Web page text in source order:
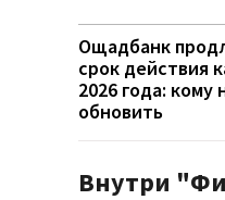
Ощадбанк
срок действия
2026 года: кому
обновить
Внутри